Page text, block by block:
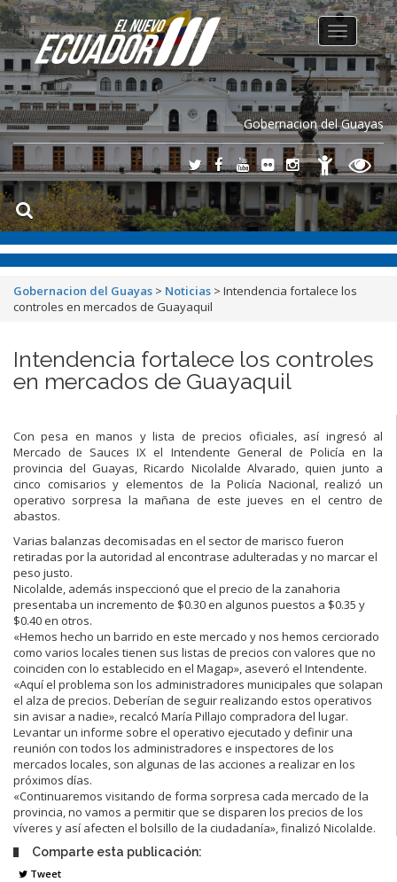
Gobernacion del Guayas
Toggle
navigation
Gobernacion del Guayas > Noticias > Intendencia fortalece los
controles en mercados de Guayaquil
Intendencia fortalece los controles
en mercados de Guayaquil
Con pesa en manos y lista de precios oficiales, así ingresó al
Mercado de Sauces IX el Intendente General de Policía en la
provincia del Guayas, Ricardo Nicolalde Alvarado, quien junto a
cinco comisarios y elementos de la Policía Nacional, realizó un
operativo sorpresa la mañana de este jueves en el centro de
abastos.
Varias balanzas decomisadas en el sector de marisco fueron
retiradas por la autoridad al encontrase adulteradas y no marcar el
peso justo.
Nicolalde, además inspeccionó que el precio de la zanahoria
presentaba un incremento de $0.30 en algunos puestos a $0.35 y
$0.40 en otros.
«Hemos hecho un barrido en este mercado y nos hemos cerciorado
como varios locales tienen sus listas de precios con valores que no
coinciden con lo establecido en el Magap», aseveró el Intendente.
«Aquí el problema son los administradores municipales que solapan
el alza de precios. Deberían de seguir realizando estos operativos
sin avisar a nadie», recalcó María Pillajo compradora del lugar.
Levantar un informe sobre el operativo ejecutado y definir una
reunión con todos los administradores e inspectores de los
mercados locales, son algunas de las acciones a realizar en los
próximos días.
«Continuaremos visitando de forma sorpresa cada mercado de la
provincia, no vamos a permitir que se disparen los precios de los
víveres y así afecten el bolsillo de la ciudadanía», finalizó Nicolalde.
Comparte esta publicación:
Tweet